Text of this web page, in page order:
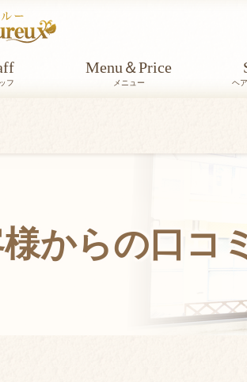
フ
Menu＆Price
メニュー ヘ
からの口コ